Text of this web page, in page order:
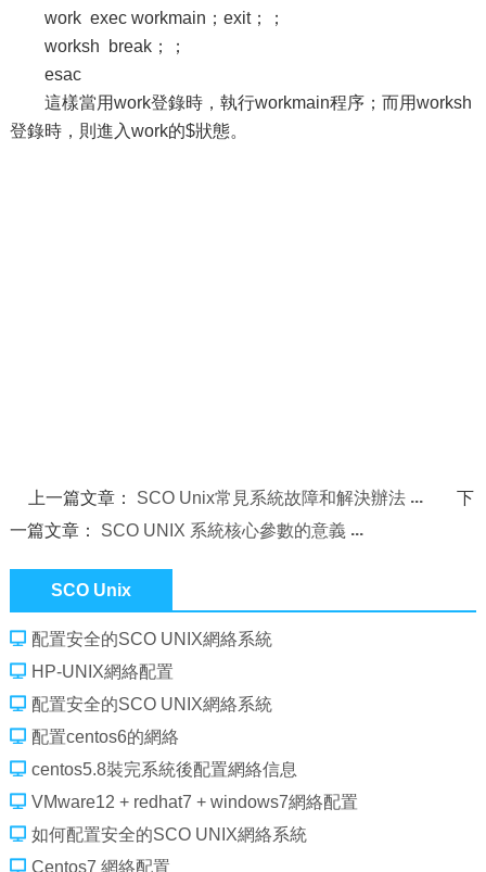
work exec workmain；exit；；
worksh break；；
esac
這樣當用work登錄時，執行workmain程序；而用worksh
登錄時，則進入work的$狀態。
上一篇文章： SCO Unix常見系統故障和解決辦法
下
一篇文章： SCO UNIX 系統核心參數的意義
SCO Unix
配置安全的SCO UNIX網絡系統
HP-UNIX網絡配置
配置安全的SCO UNIX網絡系統
配置centos6的網絡
centos5.8裝完系統後配置網絡信息
VMware12 + redhat7 + windows7網絡配置
如何配置安全的SCO UNIX網絡系統
Centos7 網絡配置